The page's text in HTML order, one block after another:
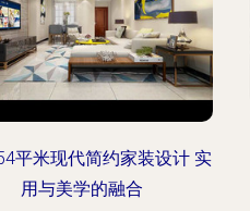
平米现代简约家装设计 实
用与美学的融合